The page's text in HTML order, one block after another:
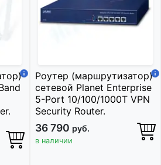
Роутер (маршрутизатор)
сетевой Planet Enterprise
5-Port 10/100/1000T VPN
Security Router.
36 790 руб.
в наличии